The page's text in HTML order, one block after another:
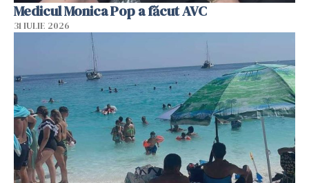
Medicul Monica Pop a făcut AVC
31 IULIE 2026